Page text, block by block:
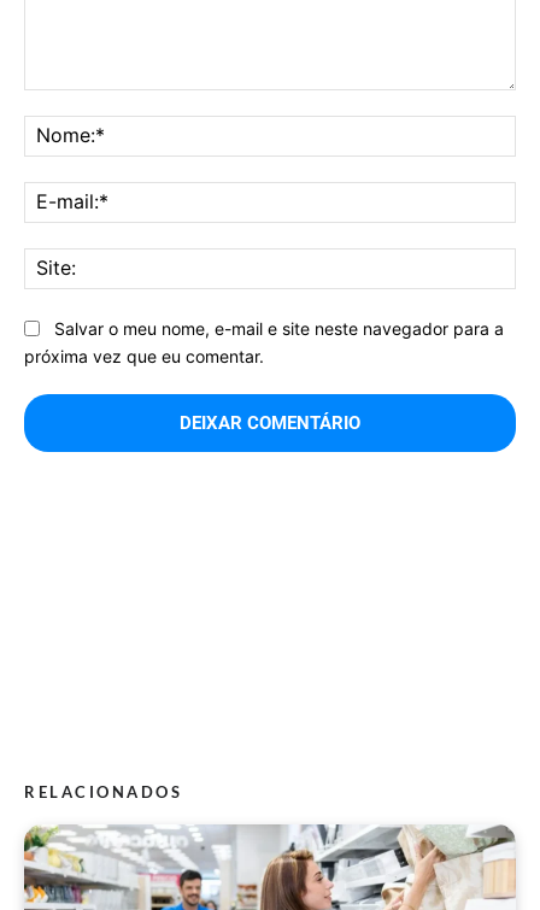
Salvar o meu nome, e-mail e site neste navegador para a
próxima vez que eu comentar.
RELACIONADOS